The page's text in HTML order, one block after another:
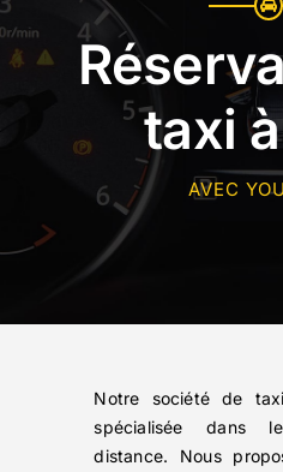
taxi
AVEC
Notre société de
spécialisée dans
distance. Nous